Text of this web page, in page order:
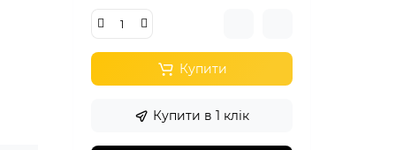
Купити
Купити в 1 клік